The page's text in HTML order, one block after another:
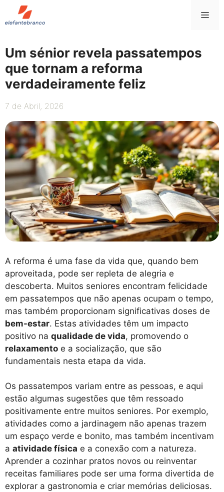
Saltar
para
Um sénior revela passatempos
que tornam a reforma
verdadeiramente feliz
7 de Abril, 2026
A reforma é uma fase da vida que, quando bem
aproveitada, pode ser repleta de alegria e
descoberta. Muitos seniores encontram felicidade
em passatempos que não apenas ocupam o tempo,
mas também proporcionam significativas doses de
bem-estar. Estas atividades têm um impacto
positivo na qualidade de vida, promovendo o
relaxamento e a socialização, que são
fundamentais nesta etapa da vida.
Os passatempos variam entre as pessoas, e aqui
estão algumas sugestões que têm ressoado
positivamente entre muitos seniores. Por exemplo,
atividades como a jardinagem não apenas trazem
um espaço verde e bonito, mas também incentivam
a atividade física e a conexão com a natureza.
Aprender a cozinhar pratos novos ou reinventar
receitas familiares pode ser uma forma divertida de
explorar a gastronomia e criar memórias deliciosas.